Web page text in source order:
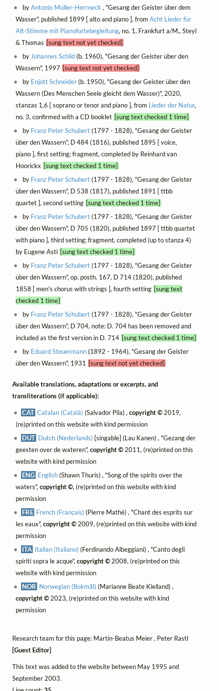
byAntonio Müller-Herrneck , "Gesang der Geister über dem
Wasser", published 1899 [ alto and piano ], from Acht Lieder für
Alt-Stimme mit Pianofortebegleitung, no. 1, Frankfurt a/M., Steyl
& Thomas [sung text not yet checked]
by Johannes Schild(b. 1960), "Gesang der Geister über den
Wassern", 1997 [sung text not yet checked]
by Enjott Schneider(b. 1950), "Gesang der Geister über den
Wassern (Des Menschen Seele gleicht dem Wasser)", 2020,
stanzas 1,6 [ soprano or tenor and piano ], from Lieder der Natur,
no. 3, confirmed with a CD booklet [sung text checked 1 time]
by Franz Peter Schubert(1797 - 1828), "Gesang der Geister
über den Wassern", D 484 (1816), published 1895 [ voice,
piano ], first setting; fragment, completed by Reinhard van
Hoorickx [sung text checked 1 time]
by Franz Peter Schubert(1797 - 1828), "Gesang der Geister
über den Wassern", D 538 (1817), published 1891 [ ttbb
quartet ], second setting [sung text checked 1 time]
by Franz Peter Schubert(1797 - 1828), "Gesang der Geister
über den Wassern", D 705 (1820), published 1897 [ ttbb quartet
with piano ], third setting; fragment, completed (up to stanza 4)
by Eugene Asti [sung text checked 1 time]
by Franz Peter Schubert(1797 - 1828), "Gesang der Geister
über den Wassern", op. posth. 167, D 714 (1820), published
1858 [ men's chorus with strings ], fourth setting [sung text
checked 1 time]
by Franz Peter Schubert(1797 - 1828), "Gesang der Geister
über den Wassern", D 704, note: D. 704 has been removed and
included as the first version in D. 714 [sung text checked 1 time]
by Eduard Steuermann(1892 - 1964), "Gesang der Geister
über den Wassern", 1931
[sung text not yet checked]
Available translations, adaptations or excerpts, and
transliterations (if applicable):
CAT Catalan (Català) (Salvador Pila) ,copyright © 2019,
(re)printed on this website with kind permission
DUT Dutch (Nederlands) [singable] (Lau Kanen) , "Gezang der
geesten over de wateren", copyright ©2011, (re)printed on this
website with kind permission
ENG English(Shawn Thuris) , "Song of the spirits over the
waters", copyright ©, (re)printed on this website with kind
permission
FRE French (Français) (Pierre Mathé) , "Chant des esprits sur
les eaux", copyright ©2009, (re)printed on this website with kind
permission
ITA Italian (Italiano) (Ferdinando Albeggiani) , "Canto degli
spiriti sopra le acque", copyright ©2008, (re)printed on this
website with kind permission
NOR Norwegian (Bokmål) (Marianne Beate Kielland) ,
copyright ©2023, (re)printed on this website with kind
permission
Research team for this page: Martin-Beatus Meier , Peter Rastl
[Guest Editor]
This text was added to the website between May 1995 and
September 2003.